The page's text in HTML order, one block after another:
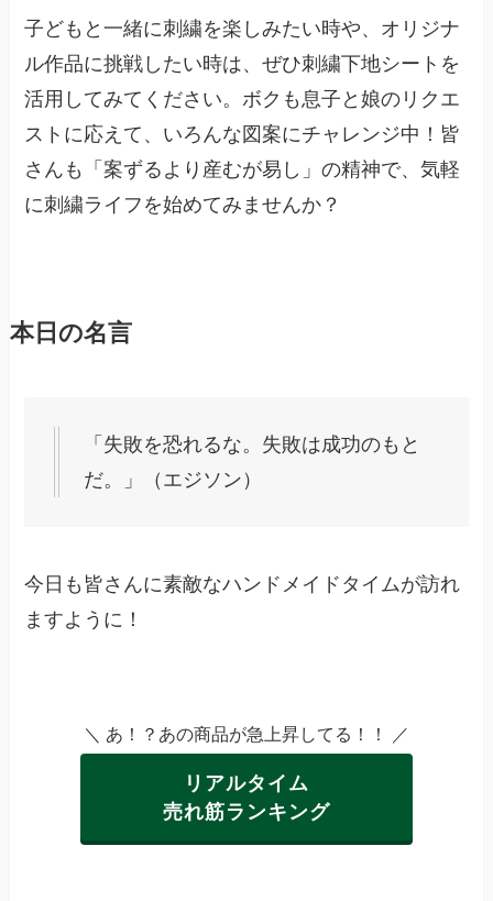
子どもと一緒に刺繍を楽しみたい時や、オリジナ
ル作品に挑戦したい時は、ぜひ刺繍下地シートを
活用してみてください。ボクも息子と娘のリクエ
ストに応えて、いろんな図案にチャレンジ中！皆
さんも「案ずるより産むが易し」の精神で、気軽
に刺繍ライフを始めてみませんか？
本日の名言
「失敗を恐れるな。失敗は成功のもと
だ。」（エジソン）
今日も皆さんに素敵なハンドメイドタイムが訪れ
ますように！
＼ あ！？あの商品が急上昇してる！！ ／
リアルタイム
売れ筋ランキング